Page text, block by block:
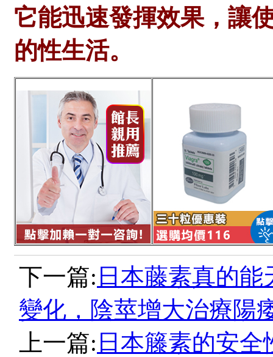
它能迅速發揮效果，讓
的性生活。
下一篇: 日本藤素真的
變化，陰莖增大治療陽
上一篇: 日本籐素的安